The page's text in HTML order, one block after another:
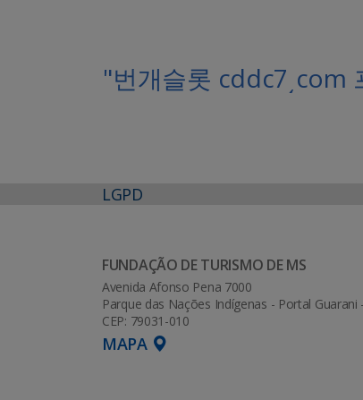
"번개슬롯 cddc7͵com
LGPD
FUNDAÇÃO DE TURISMO DE MS
Avenida Afonso Pena 7000
Parque das Nações Indígenas - Portal
CEP: 79031-010
MAPA